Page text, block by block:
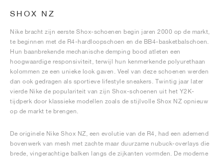
SHOX NZ
Nike bracht zijn eerste Shox-schoenen begin jaren 2000 op de markt,
te beginnen met de R4-hardloopschoen en de BB4-basketbalschoen.
Hun baanbrekende mechanische demping bood atleten een
hoogwaardige responsiviteit, terwijl hun kenmerkende polyurethaan
kolommen ze een unieke look gaven. Veel van deze schoenen werden
dan ook gedragen als sportieve lifestyle sneakers. Twintig jaar later
vierde Nike de populariteit van zijn Shox-schoenen uit het Y2K-
tijdperk door klassieke modellen zoals de stijlvolle Shox NZ opnieuw
op de markt te brengen.
De originele Nike Shox NZ, een evolutie van de R4, had een ademend
bovenwerk van mesh met zachte maar duurzame nubuck-overlays die
brede, vingerachtige balken langs de zijkanten vormden. De moderne